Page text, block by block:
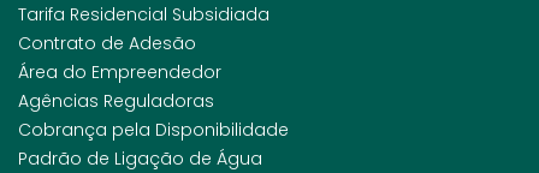
Tarifa Residencial Subsidiada
Contrato de Adesão
Área do Empreendedor
Agências Reguladoras
Cobrança pela Disponibilidade
Padrão de Ligação de Água